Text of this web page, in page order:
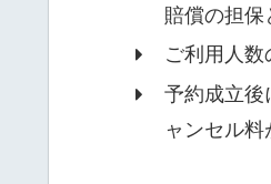
賠償の担保
ご利用人
予約成立後
ャンセル料